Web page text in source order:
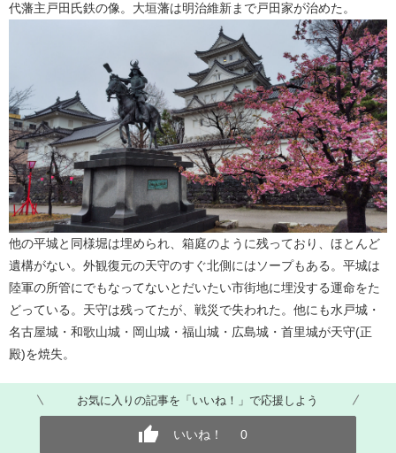
代藩主戸田氏鉄の像。大垣藩は明治維新まで戸田家が治めた。
他の平城と同様堀は埋められ、箱庭のように残っており、ほとんど
遺構がない。外観復元の天守のすぐ北側にはソープもある。平城は
陸軍の所管にでもなってないとだいたい市街地に埋没する運命をた
どっている。天守は残ってたが、戦災で失われた。他にも水戸城・
名古屋城・和歌山城・岡山城・福山城・広島城・首里城が天守(正
殿)を焼失。
お気に入りの記事を「いいね！」で応援しよう
いいね！ 0